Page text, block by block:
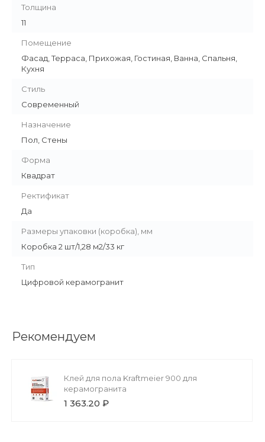
Толщина
11
Помещение
Фасад, Терраса, Прихожая, Гостиная, Ванна, Спальня,
Кухня
Стиль
Современный
Назначение
Пол, Стены
Форма
Квадрат
Ректификат
Да
Размеры упаковки (коробка), мм
Коробка 2 шт/1,28 м2/33 кг
Тип
Цифровой керамогранит
Рекомендуем
Клей для пола Kraftmeier 900 для
керамогранита
1 363.20 ₽